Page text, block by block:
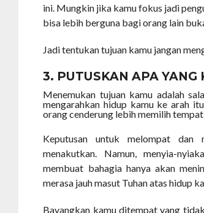
ini. Mungkin jika kamu fokus jadi
bisa lebih berguna bagi orang lain
Jadi tentukan tujuan kamu jangan
3. PUTUSKAN APA YANG
Menemukan tujuan kamu adalah
mengarahkan hidup kamu ke arah
orang cenderung lebih memilih
Keputusan untuk melompat dan
menakutkan. Namun, menyia-
membuat bahagia hanya akan
merasa jauh masut Tuhan atas hidup
Bayangkan kamu ditempat yang